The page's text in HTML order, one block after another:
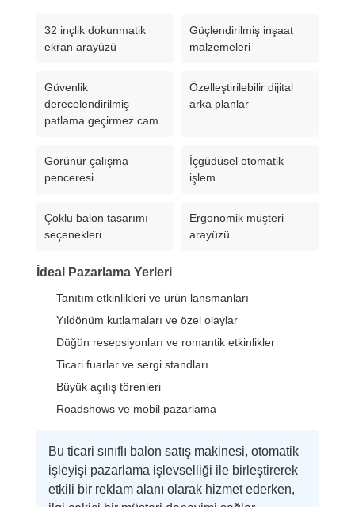
32 inçlik dokunmatik
ekran arayüzü
Güçlendirilmiş inşaat
malzemeleri
Güvenlik
derecelendirilmiş
patlama geçirmez cam
Özelleştirilebilir dijital
arka planlar
Görünür çalışma
penceresi
İçgüdüsel otomatik
işlem
Çoklu balon tasarımı
seçenekleri
Ergonomik müşteri
arayüzü
İdeal Pazarlama Yerleri
Tanıtım etkinlikleri ve ürün lansmanları
Yıldönüm kutlamaları ve özel olaylar
Düğün resepsiyonları ve romantik etkinlikler
Ticari fuarlar ve sergi standları
Büyük açılış törenleri
Roadshows ve mobil pazarlama
Bu ticari sınıflı balon satış makinesi, otomatik
işleyişi pazarlama işlevselliği ile birleştirerek
etkili bir reklam alanı olarak hizmet ederken,